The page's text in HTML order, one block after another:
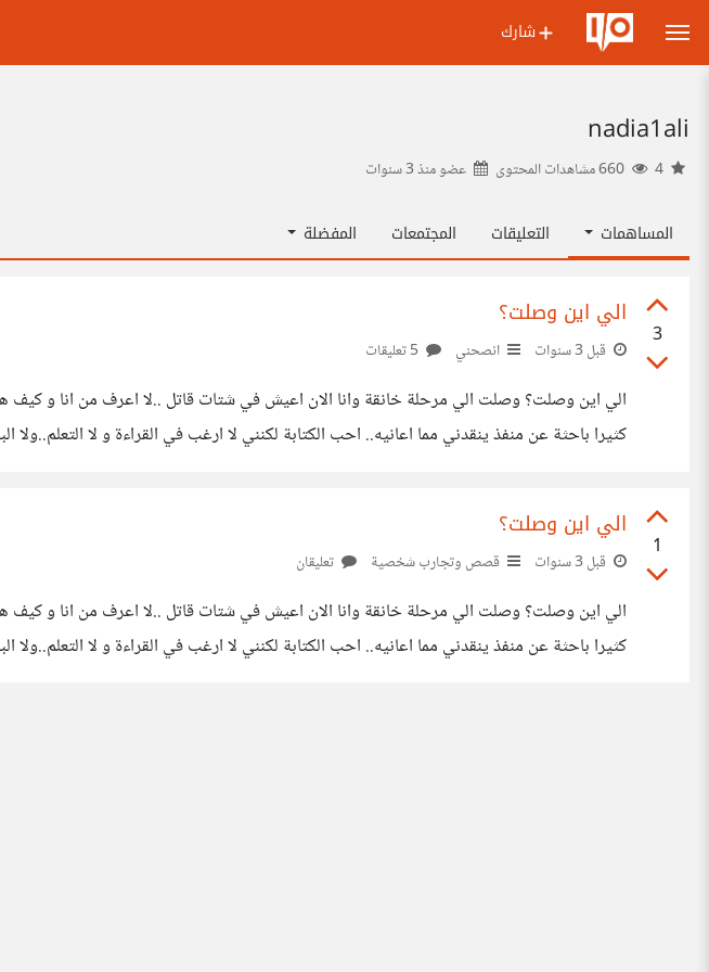
شارك
nadia1ali
عضو منذ3 سنوات
المساهمات التعليقات المجتمعات المفضلة
3
الي اين وصلت؟
قبل 3 سنوات انصحني
الي اين وصلت؟ وصلت الي مرحلة خانقة وانا الان اعيش في شتات قاتل ..لا اعرف من انا و كيف
كثيرا باحثة عن منفذ ينقدني مما اعانيه.. احب الكتابة لكنني لا ارغب في القراءة و لا
1
الي اين وصلت؟
قبل 3 سنوات قصص وتجارب شخصية تعليقان
الي اين وصلت؟ وصلت الي مرحلة خانقة وانا الان اعيش في شتات قاتل ..لا اعرف من انا و كيف
كثيرا باحثة عن منفذ ينقدني مما اعانيه.. احب الكتابة لكنني لا ارغب في القراءة و لا